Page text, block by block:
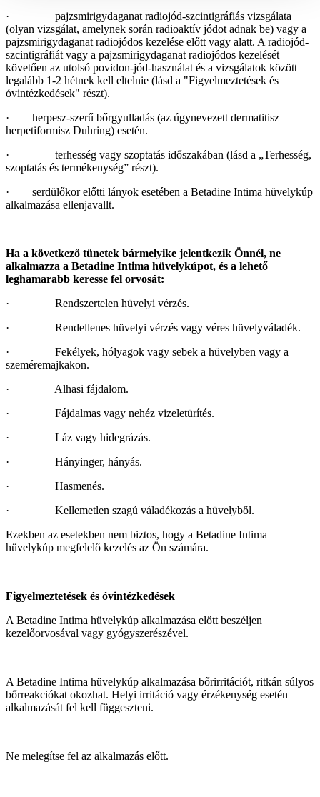
· pajzsmirigydaganat radiojód-szcintigráfiás vizsgálata
(olyan vizsgálat, amelynek során radioaktív jódot adnak be) vagy a
pajzsmirigydaganat radiojódos kezelése előtt vagy alatt. A radiojód-
szcintigráfiát vagy a pajzsmirigydaganat radiojódos kezelését
követően az utolsó povidon-jód-használat és a vizsgálatok között
legalább 1-2 hétnek kell eltelnie (lásd a "Figyelmeztetések és
óvintézkedések" részt).
· herpesz-szerű bőrgyulladás (az úgynevezett dermatitisz
herpetiformisz Duhring) esetén.
· terhesség vagy szoptatás időszakában (lásd a „Terhesség,
szoptatás és termékenység” részt).
· serdülőkor előtti lányok esetében a Betadine Intima hüvelykúp
alkalmazása ellenjavallt.
Ha a következő tünetek bármelyike jelentkezik Önnél, ne
alkalmazza a Betadine Intima hüvelykúpot, és a lehető
leghamarabb keresse fel orvosát:
· Rendszertelen hüvelyi vérzés.
· Rendellenes hüvelyi vérzés vagy véres hüvelyváladék.
· Fekélyek, hólyagok vagy sebek a hüvelyben vagy a
szeméremajkakon.
· Alhasi fájdalom.
· Fájdalmas vagy nehéz vizeletürítés.
· Láz vagy hidegrázás.
· Hányinger, hányás.
· Hasmenés.
· Kellemetlen szagú váladékozás a hüvelyből.
Ezekben az esetekben nem biztos, hogy a Betadine Intima
hüvelykúp megfelelő kezelés az Ön számára.
Figyelmeztetések és óvintézkedések
A Betadine Intima hüvelykúp alkalmazása előtt beszéljen
kezelőorvosával vagy gyógyszerészével.
A Betadine Intima hüvelykúp alkalmazása bőrirritációt, ritkán súlyos
bőrreakciókat okozhat. Helyi irritáció vagy érzékenység esetén
alkalmazását fel kell függeszteni.
Ne melegítse fel az alkalmazás előtt.